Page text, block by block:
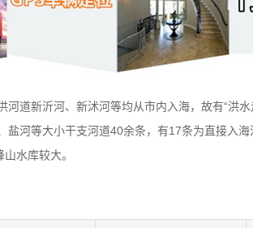
道新沂河、新沭河等均从市内入海，故有“洪水
河等大小干支河道40余条，有17条为直接入
水库较大。